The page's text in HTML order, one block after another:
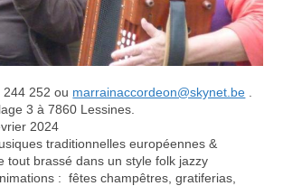
252 ou marrainaccordeon@skynet.be
3 à 7860 Lessines.
2024
traditionnelles européennes &
tout brassé dans un style folk jazzy
: fêtes champêtres, gratiferias,